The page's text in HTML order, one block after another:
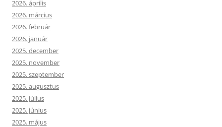
2026. április
2026. március
2026. február
2026. január
2025. december
2025. november
2025. szeptember
2025. augusztus
2025. július
2025. június
2025. május